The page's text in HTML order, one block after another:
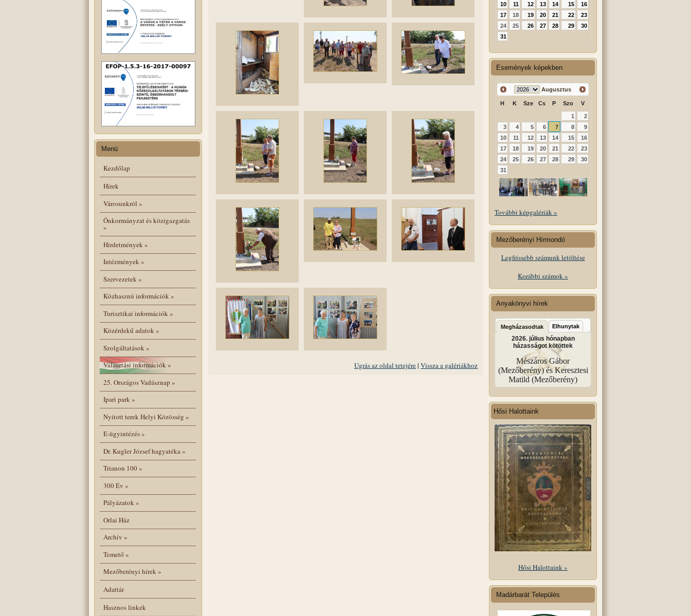
Menü
Kezdőlap
Hírek
Városunkról »
Önkormányzat és közigazgatás
»
Hirdetmények»
Intézmények»
Szervezetek»
Közhasznú információk»
Turisztikai információk»
Közérdekű adatok»
Szolgáltatások»
Választási információk»
25. Országos Vadásznap »
Ipari park»
Nyitott terek Helyi Közösség »
E-ügyintézés»
Dr. Kugler József hagyatéka»
Trianon 100»
300 Év »
Pályázatok»
Orlai Ház
Archív »
Temető»
Mezőberényi hírek»
Adattár
Hasznos linkek
Ugrás az oldal tetejére| Vissza a galériákhoz
10
11 12 13 14 15
16
17
18 19 20 21 22
23
24
25 26 27 28 29
30
31
Események képekben
Augusztus
H K Sze Cs P Szo V
1
2
3
4 5 6 7 8
9
10
11 12 13 14 15
16
17
18 19 20 21 22
23
24
25 26 27 28 29
30
31
További képgalériák »
Mezőberényi Hírmondó
Legfrissebb számunk letöltése
Korábbi számok »
Anyakönyvi hírek
Megházasodtak Elhunytak
2026. július hónapban
házasságot kötöttek
Mészáros Gábor
(Mezőberény) és Keresztesi
Matild (Mezőberény)
Hősi Halottaink
Hősi Halottaink »
Madárbarát Település